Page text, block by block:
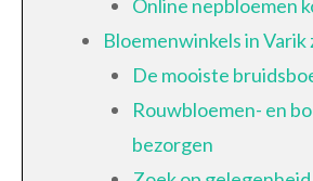
Online nepbloemen
Bloemenwinkels in Varik
De mooiste
Rouwbloemen- en
bezorgen